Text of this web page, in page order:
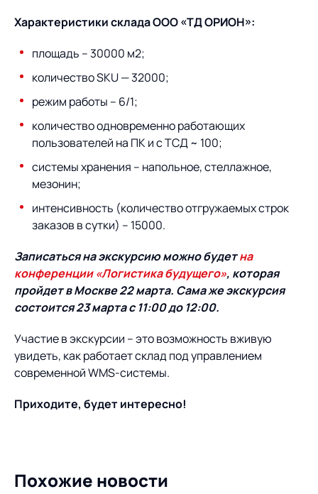
Характеристики склада ООО «ТД ОРИОН»:
площадь – 30000 м2;
количество SKU — 32000;
режим работы – 6/1;
количество одновременно работающих
пользователей на ПК и с ТСД ~ 100;
системы хранения – напольное, стеллажное,
мезонин;
интенсивность (количество отгружаемых строк
заказов в сутки) – 15000.
Записаться на экскурсию можно будетна
конференции «Логистика будущего», которая
пройдет в Москве 22 марта. Сама же экскурсия
состоится 23 марта с 11:00 до 12:00.
Участие в экскурсии – это возможность вживую
увидеть, как работает склад под управлением
современной WMS-системы.
Приходите, будет интересно!
Похожие новости